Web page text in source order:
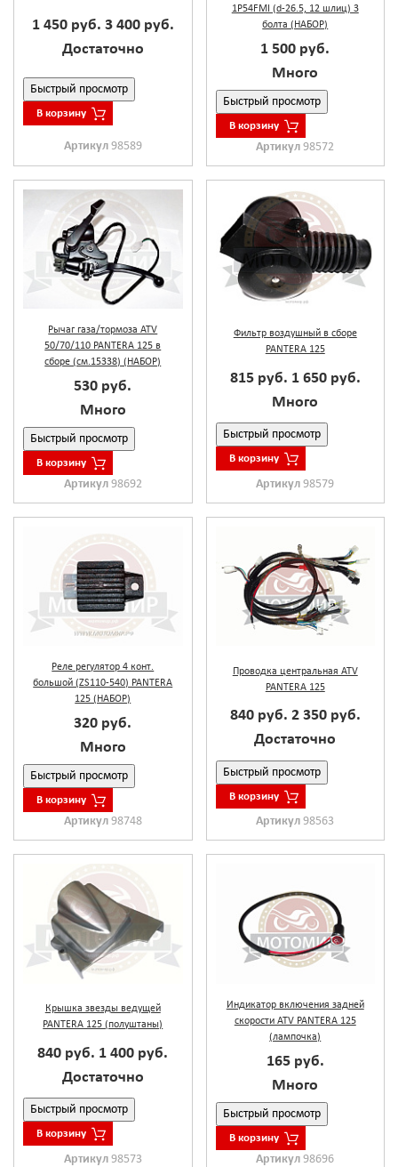
1 450 руб. 3 400 руб.
Достаточно
Быстрый просмотр
В корзину
Артикул 98589
1Р54FMI (d-26.5, 12 шлиц) 3
болта (НАБОР)
1 500 руб.
Много
Быстрый просмотр
В корзину
Артикул98572
Рычаг газа/тормоза ATV
50/70/110 PANTERA 125 в
сборе (см.15338) (НАБОР)
530 руб.
Много
Быстрый просмотр
В корзину
Артикул 98692
Фильтр воздушный в сборе
PANTERA 125
815 руб. 1 650 руб.
Много
Быстрый просмотр
В корзину
Артикул98579
Реле регулятор 4 конт.
большой (ZS110-540) PANTERA
125 (НАБОР)
320 руб.
Много
Быстрый просмотр
В корзину
Артикул 98748
Проводка центральная ATV
PANTERA 125
840 руб. 2 350 руб.
Достаточно
Быстрый просмотр
В корзину
Артикул98563
Крышка звезды ведущей
PANTERA 125 (полуштаны)
840 руб. 1 400 руб.
Достаточно
Быстрый просмотр
В корзину
Артикул 98573
Индикатор включения задней
скорости ATV PANTERA 125
(лампочка)
165 руб.
Много
Быстрый просмотр
В корзину
Артикул98696